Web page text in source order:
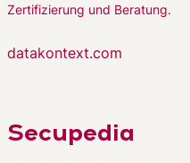
Zertifizierung und Beratung.
datakontext.com
Secupedia